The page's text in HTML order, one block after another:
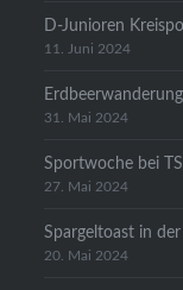
D-Junioren
11. Juni 2024
31. Mai 2024
Sportwoche bei
27. Mai 2024
Spargeltoast in
20. Mai 2024